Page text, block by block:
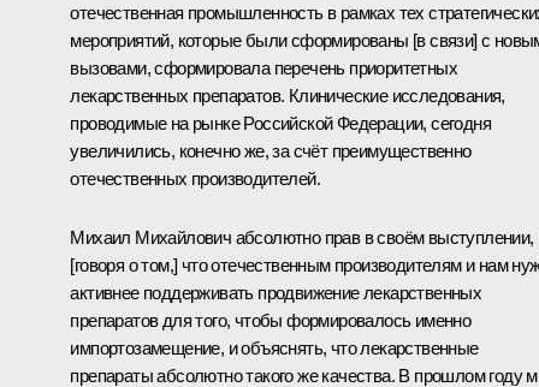
отечественная промышленность в рамках тех
мероприятий, которые были сформированы [в связи] с
вызовами, сформировала перечень приоритетных
лекарственных препаратов. Клинические исследования,
проводимые на рынке Российской Федерации, сегодня
увеличились, конечно же, за счёт преимущественно
отечественных производителей.
Михаил Михайлович абсолютно прав в своём выступлении,
[говоря о том,] что отечественным производителям и нам
активнее поддерживать продвижение лекарственных
препаратов для того, чтобы формировалось именно
импортозамещение, и объяснять, что лекарственные
препараты абсолютно такого же качества. В прошлом году